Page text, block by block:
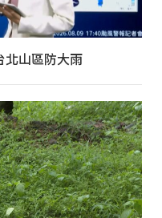
北山區防大雨